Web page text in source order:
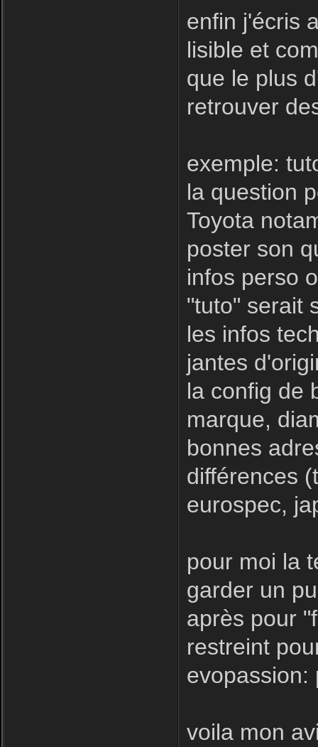
enfin j'écris
lisible et
que le plus
retrouver
exemple:
la question
Toyota
poster son
infos perso
"tuto" serait
les infos
jantes
la config de
marque,
bonnes
différences
eurospec,
pour moi la
garder un
après pour
restreint
evopassion:
voila mon